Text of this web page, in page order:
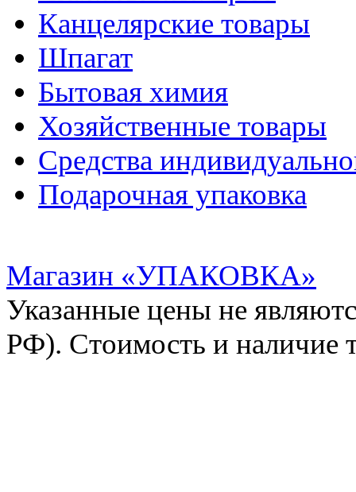
Канцелярские товары
Шпагат
Бытовая химия
Хозяйственные товары
Средства
Подарочная упаковка
Магазин «УПАКОВКА»
Указанные цены не
РФ). Стоимость и наличие